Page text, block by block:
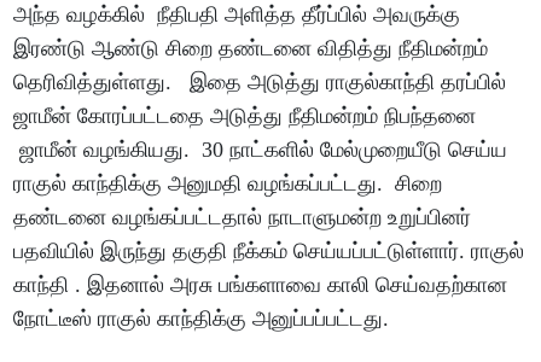
அந்த வழக்கில் நீதிபதி அளித்த தீர்ப்பில் அவருக்கு
இரண்டு ஆண்டு சிறை தண்டனை விதித்து நீதிமன்றம்
தெரிவித்துள்ளது. இதை அடுத்து ராகுல்காந்தி தரப்பில்
ஜாமீன் கோரப்பட்டதை அடுத்து நீதிமன்றம் நிபந்தனை
ஜாமீன் வழங்கியது. 30 நாட்களில் மேல்முறையீடு செய்ய
ராகுல் காந்திக்கு அனுமதி வழங்கப்பட்டது. சிறை
தண்டனை வழங்கப்பட்டதால் நாடாளுமன்ற உறுப்பினர்
பதவியில் இருந்து தகுதி நீக்கம் செய்யப்பட்டுள்ளார். ராகுல்
காந்தி . இதனால் அரசு பங்களாவை காலி செய்வதற்கான
நோட்டீஸ் ராகுல் காந்திக்கு அனுப்பப்பட்டது.